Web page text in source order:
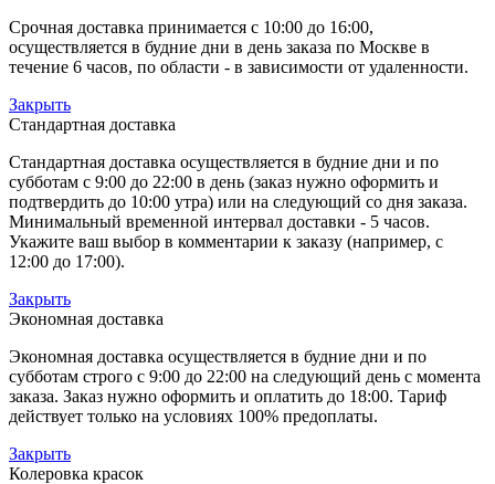
Срочная доставка принимается с 10:00 до 16:00,
осуществляется в будние дни в день заказа по Москве в
течение 6 часов, по области - в зависимости от удаленности.
Закрыть
Стандартная доставка
Стандартная доставка осуществляется в будние дни и по
субботам с 9:00 до 22:00 в день (заказ нужно оформить и
подтвердить до 10:00 утра) или на следующий со дня заказа.
Минимальный временной интервал доставки - 5 часов.
Укажите ваш выбор в комментарии к заказу (например, с
12:00 до 17:00).
Закрыть
Экономная доставка
Экономная доставка осуществляется в будние дни и по
субботам строго с 9:00 до 22:00 на следующий день с момента
заказа. Заказ нужно оформить и оплатить до 18:00. Тариф
действует только на условиях 100% предоплаты.
Закрыть
Колеровка красок